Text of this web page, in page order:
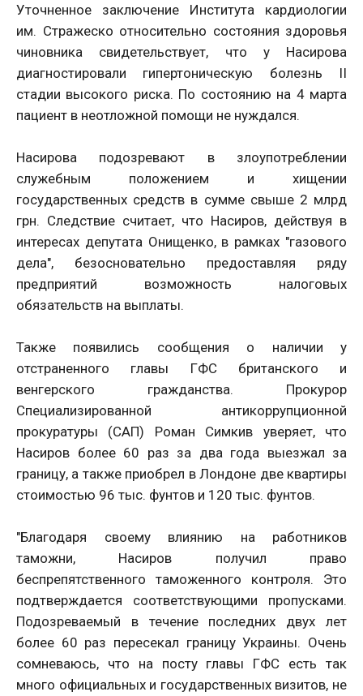
Уточненное заключение Института кардиологии
им. Стражеско относительно состояния здоровья
чиновника свидетельствует, что у Насирова
диагностировали гипертоническую болезнь II
стадии высокого риска. По состоянию на 4 марта
пациент в неотложной помощи не нуждался.
Насирова подозревают в злоупотреблении
служебным положением и хищении
государственных средств в сумме свыше 2 млрд
грн. Следствие считает, что Насиров, действуя в
интересах депутата Онищенко, в рамках "газового
дела", безосновательно предоставляя ряду
предприятий возможность налоговых
обязательств на выплаты.
Также появились сообщения о наличии у
отстраненного главы ГФС британского и
венгерского гражданства. Прокурор
Специализированной антикоррупционной
прокуратуры (САП) Роман Симкив уверяет, что
Насиров более 60 раз за два года выезжал за
границу, а также приобрел в Лондоне две квартиры
стоимостью 96 тыс. фунтов и 120 тыс. фунтов.
"Благодаря своему влиянию на работников
таможни, Насиров получил право
беспрепятственного таможенного контроля. Это
подтверждается соответствующими пропусками.
Подозреваемый в течение последних двух лет
более 60 раз пересекал границу Украины. Очень
сомневаюсь, что на посту главы ГФС есть так
много официальных и государственных визитов, не